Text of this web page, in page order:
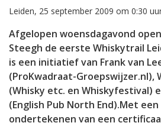
Leiden, 25 september 2009 om 0:30
Afgelopen woensdagavond
Steegh de eerste Whiskytrail
is een initiatief van Frank van
(ProKwadraat-Groepswijzer.nl),
(Whisky etc. en Whiskyfestival)
(English Pub North End).Met
ondertekenen van een